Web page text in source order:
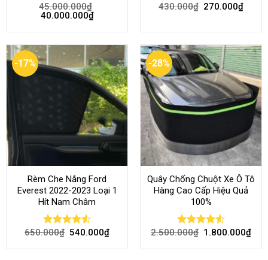
Rated4.58
out of 5
45.000.000₫
40.000.000₫
Rated
430.000₫ 270.000₫
-17%
Rèm Che Nắng Ford
Everest 2022-2023 Loại 1
Hít Nam Châm
Rated4.51
650.000₫ 540.000₫
-28%
Quây Chống Chuột Xe Ô Tô
Hàng Cao Cấp Hiệu Quả
100%
Rated 4.51
2.500.000₫ 1.800.000₫